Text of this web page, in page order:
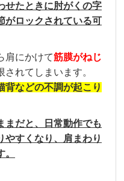
せたときに肘がくの字
がロックされている可
肩にかけて筋膜がねじ
されてしまいます。
背などの不調が起こり
まだと、日常動作でも
やすくなり、肩まわり